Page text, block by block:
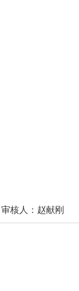
审核人：赵献刚